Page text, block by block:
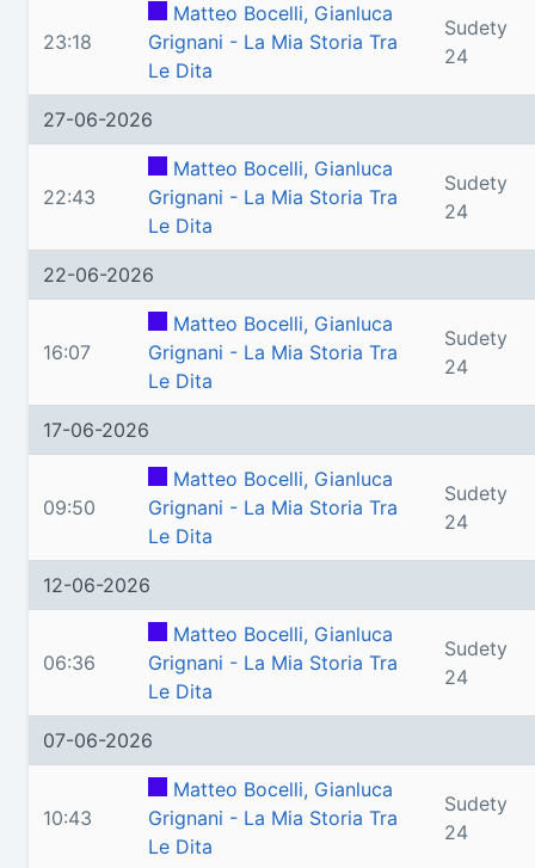
23:18
Matteo Bocelli, Gianluca
Grignani - La Mia Storia Tra
Le Dita
Sudety
24
27-06-2026
22:43
Matteo Bocelli, Gianluca
Grignani - La Mia Storia Tra
Le Dita
Sudety
24
22-06-2026
16:07
Matteo Bocelli, Gianluca
Grignani - La Mia Storia Tra
Le Dita
Sudety
24
17-06-2026
09:50
Matteo Bocelli, Gianluca
Grignani - La Mia Storia Tra
Le Dita
Sudety
24
12-06-2026
06:36
Matteo Bocelli, Gianluca
Grignani - La Mia Storia Tra
Le Dita
Sudety
24
07-06-2026
10:43
Matteo Bocelli, Gianluca
Grignani - La Mia Storia Tra
Le Dita
Sudety
24